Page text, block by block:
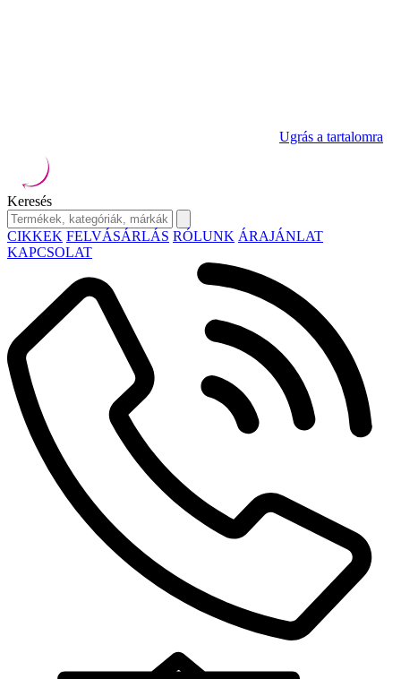
Ugrás a tartalomra
Keresés
CIKKEK FELVÁSÁRLÁS RÓLUNK ÁRAJÁNLAT
KAPCSOLAT